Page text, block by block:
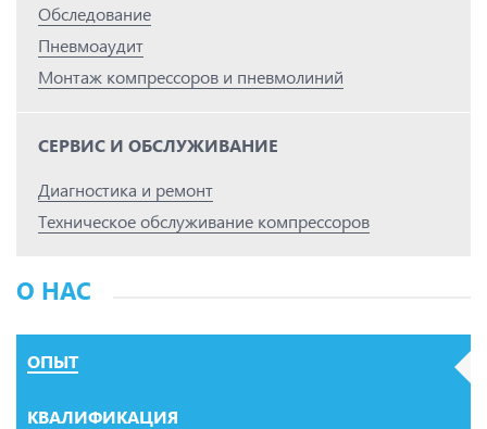
Обследование
Пневмоаудит
Монтаж компрессоров и пневмолиний
СЕРВИС И ОБСЛУЖИВАНИЕ
Диагностика и ремонт
Техническое обслуживание компрессоров
О НАС
ОПЫТ
КВАЛИФИКАЦИЯ